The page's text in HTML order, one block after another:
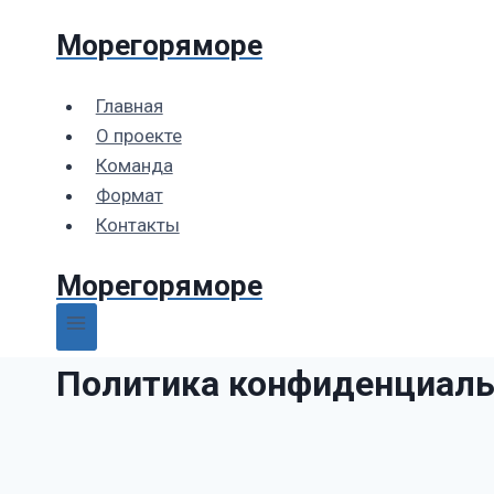
Морегоряморе
Главная
О проекте
Команда
Формат
Контакты
Морегоряморе
Политика